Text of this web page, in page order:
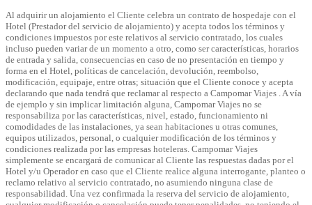
Al adquirir un alojamiento el Cliente celebra un contrato de hospedaje con el
Hotel (Prestador del servicio de alojamiento) y acepta todos los términos y
condiciones impuestos por este relativos al servicio contratado, los cuales
incluso pueden variar de un momento a otro, como ser características, horarios
de entrada y salida, consecuencias en caso de no presentación en tiempo y
forma en el Hotel, políticas de cancelación, devolución, reembolso,
modificación, equipaje, entre otras; situación que el Cliente conoce y acepta
declarando que nada tendrá que reclamar al respecto a Campomar Viajes . A vía
de ejemplo y sin implicar limitación alguna, Campomar Viajes no se
responsabiliza por las características, nivel, estado, funcionamiento ni
comodidades de las instalaciones, ya sean habitaciones u otras comunes,
equipos utilizados, personal, o cualquier modificación de los términos y
condiciones realizada por las empresas hoteleras. Campomar Viajes
simplemente se encargará de comunicar al Cliente las respuestas dadas por el
Hotel y/u Operador en caso que el Cliente realice alguna interrogante, planteo o
reclamo relativo al servicio contratado, no asumiendo ninguna clase de
responsabilidad. Una vez confirmada la reserva del servicio de alojamiento,